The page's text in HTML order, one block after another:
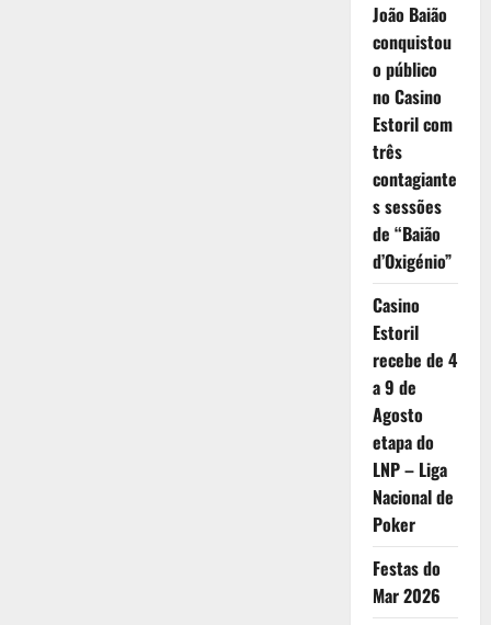
João Baião
conquistou
o público
no Casino
Estoril com
três
contagiante
s sessões
de “Baião
d’Oxigénio”
Casino
Estoril
recebe de 4
a 9 de
Agosto
etapa do
LNP – Liga
Nacional de
Poker
Festas do
Mar 2026